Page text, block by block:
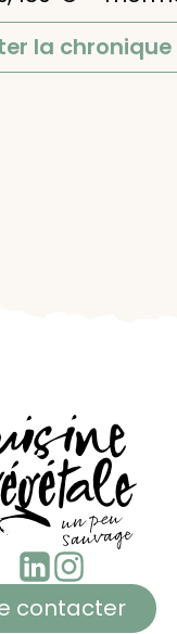
la chronique
contacter